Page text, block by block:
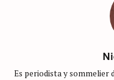
Es periodista y sommelier